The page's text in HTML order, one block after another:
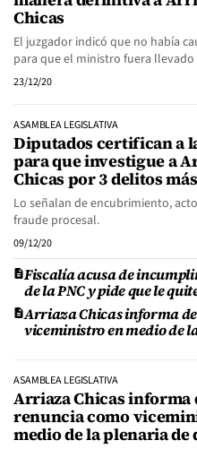
Chicas
El juzgador indicó que no había
para que el ministro fuera
23/12/20
ASAMBLEA LEGISLATIVA
Diputados certifican a
para que investigue a
Chicas por 3 delitos más
Lo señalan de encubrimiento,
fraude procesal.
09/12/20
Fiscalía acusa de
de la PNC y pide que le
Arriaza Chicas informa
viceministro en medio de
ASAMBLEA LEGISLATIVA
Arriaza Chicas informa
renuncia como
medio de la plenaria de